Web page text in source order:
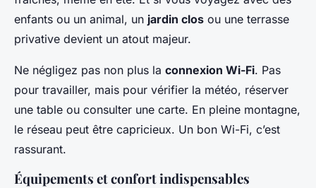
enfants ou un animal, un jardin clos ou une terrasse
privative devient un atout majeur.
Ne négligez pas non plus la connexion Wi-Fi. Pas
pour travailler, mais pour vérifier la météo, réserver
une table ou consulter une carte. En pleine montagne,
le réseau peut être capricieux. Un bon Wi-Fi, c’est
rassurant.
Équipements et confort indispensables